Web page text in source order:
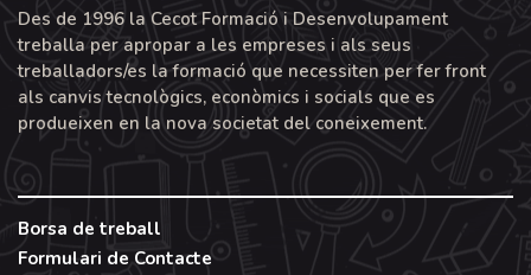
Des de 1996 la Cecot Formació i Desenvolupament
treballa per apropar a les empreses i als seus
treballadors/es la formació que necessiten per fer front
als canvis tecnològics, econòmics i socials que es
produeixen en la nova societat del coneixement.
Borsa de treball
Formulari de Contacte